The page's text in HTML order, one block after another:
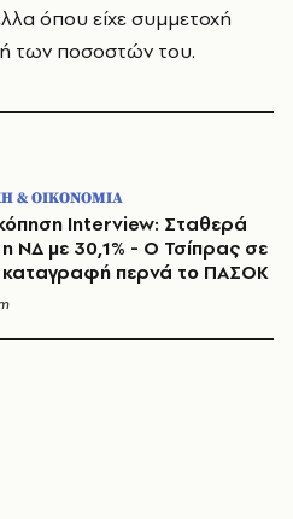
όπου είχε συμμετοχή
των ποσοστών του.
& ΟΙΚΟΝΟΜΙΑ
Interview: Σταθερά
ΝΔ με 30,1% - Ο Τσίπρας σε
περνά το ΠΑΣΟΚ